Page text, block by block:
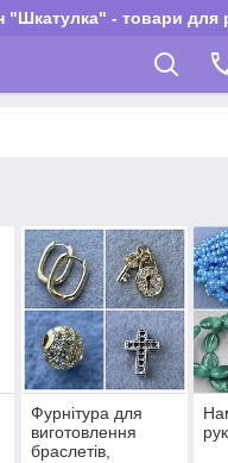
"Шкатулка" - товари
Фурнітура для
виготовлення
браслетів,